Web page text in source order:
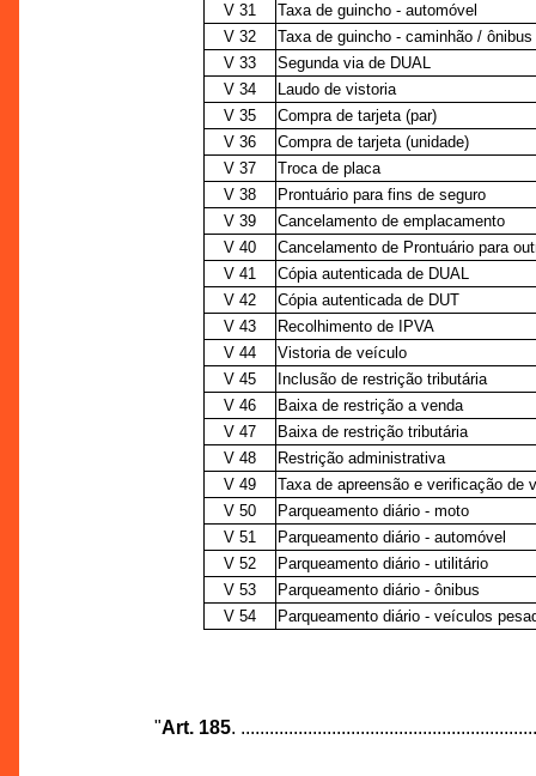
V 31
Taxa de guincho - automóvel
V 32
Taxa de guincho - caminhão / ônibus
V 33
Segunda via de DUAL
V 34
Laudo de vistoria
V 35
Compra de tarjeta (par)
V 36
Compra de tarjeta (unidade)
V 37
Troca de placa
V 38
Prontuário para fins de seguro
V 39
Cancelamento de emplacamento
V 40
Cancelamento de Prontuário para
V 41
Cópia autenticada de DUAL
V 42
Cópia autenticada de DUT
V 43
Recolhimento de IPVA
V 44
Vistoria de veículo
V 45
Inclusão de restrição tributária
V 46
Baixa de restrição a venda
V 47
Baixa de restrição tributária
V 48
Restrição administrativa
V 49
Taxa de apreensão e verificação de
V 50
Parqueamento diário - moto
V 51
Parqueamento diário - automóvel
V 52
Parqueamento diário - utilitário
V 53
Parqueamento diário - ônibus
V 54
Parqueamento diário - veículos
"Art. 185.